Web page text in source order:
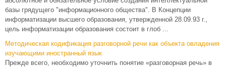
базы грядущего "информационного общества". В Концепции
информатизации высшего обра­зования, утвержденной 28.09.93 г.,
цель информатизации образования состо­ит в глоб ...
Методическая кодификация разговорной речи как объекта овладения
изучающими иностранный язык
Прежде всего, необходимо уточнить понятие «разговорная речь» в